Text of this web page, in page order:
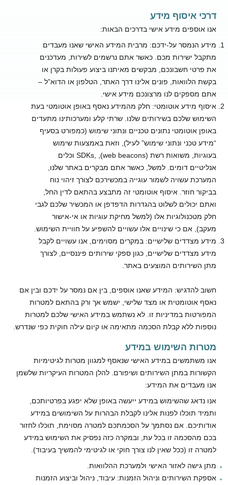
דרכי איסוף מידע
אנו אוספים מידע אישי בדרכים הבאות:
מידע הנמסר על-ידכם: מרבית המידע האישי שאנו מעבדים
מתקבל ישירות מכם. כאשר אתם נרשמים לשירות, מעדכנים
את פרטי חשבונכם, מבקשים מאיתנו ביצוע פעולות בקרן או
בקשת הלוואות, פונים אלינו דרך האתר, הטלפון או הדוא”ל –
אתם מספקים לנו מרצונכם מידע אישי.
איסוף מידע אוטומטי: חלק מהמידע נאסף באופן אוטומטי בעת
השימוש שלכם בשירותים שלנו. שרתי קלע ומערכותינו מתעדים
באופן אוטומטי נתונים טכניים ונתוני שימוש (כמפורט בסעיף
“מידע טכני ונתוני שימוש” לעיל), וזאת באמצעות שימוש
בעוגיות, משואות רשת (web beacons), ,SDKs וכלים
אנליטיים דומים. למשל, כאשר אתם מבקרים באתר שלנו,
המערכת עשויה לשמור עוגייה במכשירכם לצורך זיהוי נוח
בביקור חוזר. איסוף אוטומטי זה מתבצע בהתאם לדין החל,
ואתם יכולים לשלוט בהגדרות הדפדפן או המכשיר שלכם לגבי
חלק מטכנולוגיות אלו (למשל מחיקת עוגיות או אי-אישור
מעקב), אם כי שינויים אלו עשויים להשפיע על חוויית השימוש.
מידע מצדדים שלישיים: במקרים מסוימים, אנו עשויים לקבל
מידע מצדדים שלישיים, כגון ספקי שירותים פיננסיים, לצורך
מתן השירותים המוצעים באתר.
חשוב להדגיש: המידע שאנו אוספים, בין אם נמסר על ידכם ובין אם
נאסף אוטומטית או מצד שלישי, ישמש אך ורק בהתאם למטרות
המפורטות במדיניות זו. לא נשתמש במידע האישי שלכם למטרות
נוספות ללא קבלת הסכמה מתאימה או קיום עילה חוקית כפי שנדרש.
מטרות השימוש במידע
אנו משתמשים במידע האישי שנאסף למגוון מטרות לגיטימיות
הקשורות במתן השירותים ושיפורם. להלן המטרות העיקריות שלשמן
אנו מעבדים את המידע:
אנו נדאג שהשימוש במידע ייעשה באופן שלא יפגע בפרטיותכם,
ותמיד תוכלו לפנות אלינו לקבלת הבהרות על השימושים במידע
אודותיכם. אם נסתמך על הסכמתכם למטרה מסוימת, תוכלו לחזור
בכם מהסכמה זו בכל עת, ובמקרה כזה נפסיק את השימוש במידע
למטרה זו (ככל שאין לנו צורך חוקי או לגיטימי להמשיך בעיבוד).
מתן גישה לאזור האישי ולמערכת ההלוואות.
אספקת השירותים וניהול הזמנות: עיבוד, ניהול וביצוע הזמנות